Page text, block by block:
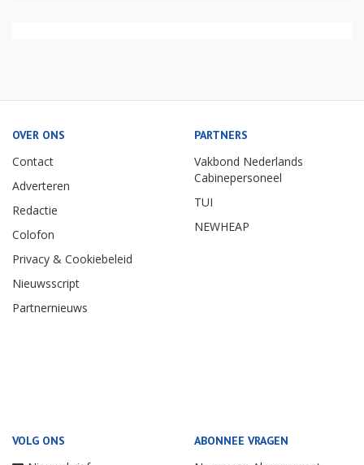
OVER ONS
Contact
Adverteren
Redactie
Colofon
Privacy & Cookiebeleid
Nieuwsscript
Partnernieuws
PARTNERS
Vakbond Nederlands
Cabinepersoneel
TUI
NEWHEAP
VOLG ONS ABONNEE VRAGEN